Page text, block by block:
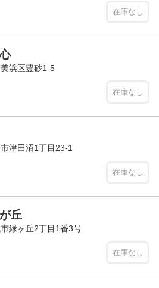
在庫なし
浜区豊砂1-5
在庫なし
津田沼1丁目23-1
在庫なし
丘
緑ヶ丘2丁目1番3号
在庫なし